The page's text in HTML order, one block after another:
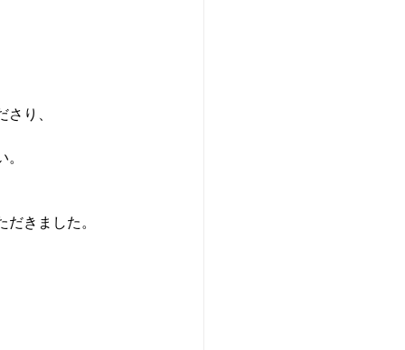
り、
きました。